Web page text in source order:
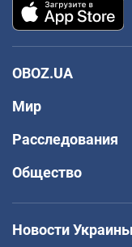
OBOZ.UA
Мир
Расследования
Общество
Новости Украины